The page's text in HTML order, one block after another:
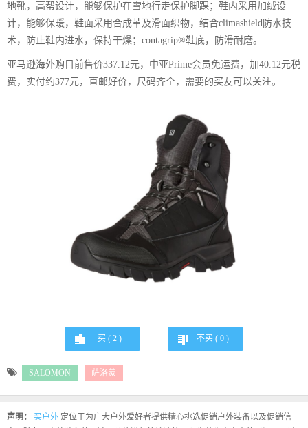
地靴，高帮设计，能够保护在雪地行走保护脚踝；鞋内采用加绒设
计，能够保暖，鞋面采用合成革及滑面织物，结合climashield防水技
术，防止鞋内进水，保持干燥；contagrip®鞋底，防滑耐磨。
亚马逊海外购目前售价337.12元，中亚Prime会员免运费，加40.12元税
费，实付约377元，直邮好价，尺码齐全，需要的买友可以关注。
买 ( 2) 不买 ( 0)
SALOMON 萨洛蒙
声明： 买户外 定位于为广大户外爱好者提供精心挑选促销户外装备以及促销信